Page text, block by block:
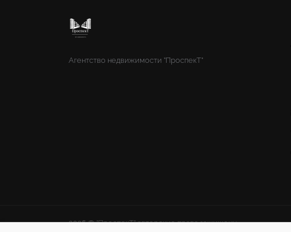
Агентство недвижимости "ПроспекТ"
2026 ©"ПроспекТ" авторские права защищены.